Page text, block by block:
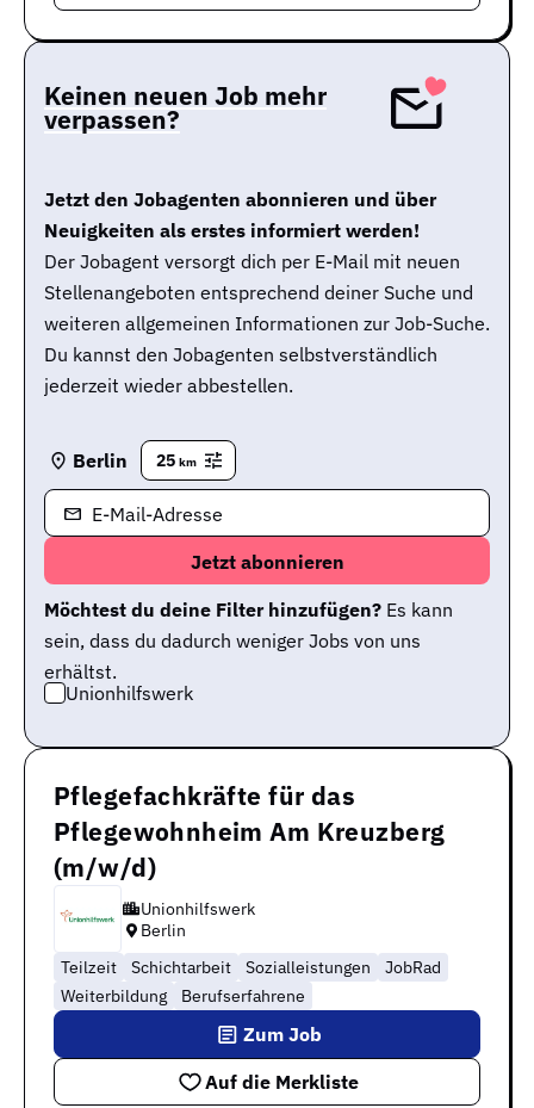
Keinen neuen Job mehr
verpassen?
Jetzt den Jobagenten abonnieren und über
Neuigkeiten als erstes informiert werden!
Der Jobagent versorgt dich per E-Mail mit neuen
Stellenangeboten entsprechend deiner Suche und
weiteren allgemeinen Informationen zur Job-Suche.
Du kannst den Jobagenten selbstverständlich
jederzeit wieder abbestellen.
Berlin 25 km
E-Mail-Adresse
Möchtest du deine Filter hinzufügen? Es kann
sein, dass du dadurch weniger Jobs von uns
erhältst.
Unionhilfswerk
Pflegefachkräfte für das
Pflegewohnheim Am Kreuzberg
(m/w/d)
Unionhilfswerk
Berlin
Teilzeit
Schichtarbeit Sozialleistungen
JobRad
Weiterbildung
Berufserfahrene
Auf die Merkliste
Zum Job